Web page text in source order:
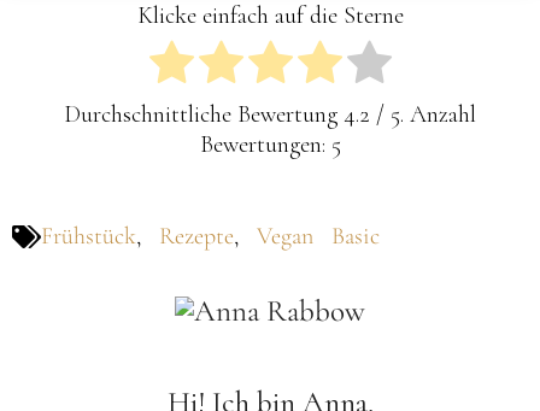
Klicke einfach auf die Sterne
Durchschnittliche Bewertung 4.2 / 5. Anzahl
Bewertungen: 5
Frühstück, Rezepte, Vegan Basic
Hi! Ich bin Anna,